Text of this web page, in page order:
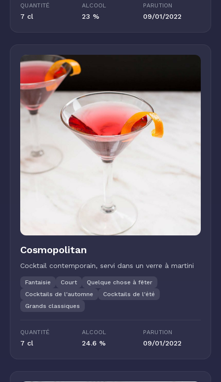
QUANTITÉ
7 cl
ALCOOL
23 %
PARUTION
09/01/2022
Cosmopolitan
Cocktail contemporain, servi dans un verre à martini
Fantaisie Court
Quelque chose à fêter
Cocktails de l'automne
Cocktails de l'été
Grands classiques
QUANTITÉ
7 cl
ALCOOL
24.6 %
PARUTION
09/01/2022